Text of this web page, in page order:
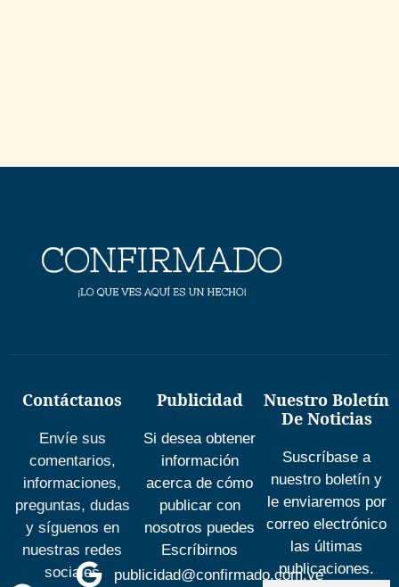
Contáctanos
Envíe sus
comentarios,
informaciones,
preguntas, dudas
y síguenos en
nuestras redes
sociales
Publicidad
Si desea obtener
información
acerca de cómo
publicar con
nosotros puedes
Escríbirnos
publicidad@confirmado.com.ve
Nuestro Boletín
De Noticias
Suscríbase a
nuestro boletín y
le enviaremos por
correo electrónico
las últimas
publicaciones.